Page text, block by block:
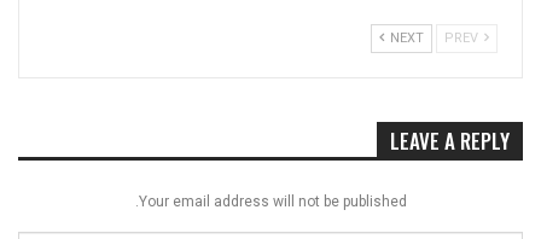
NEXT
LEAVE A REPLY
Your email address will not be published.